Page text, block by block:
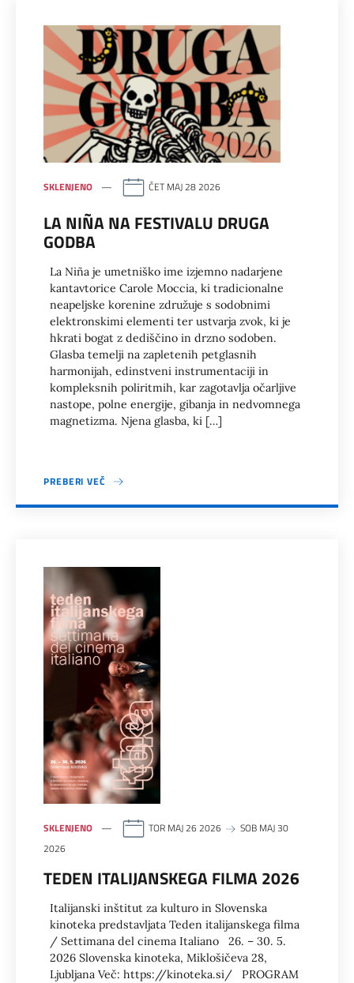
SKLENJENO ČET MAJ 28 2026
LA NIÑA NA FESTIVALU DRUGA
GODBA
La Niña je umetniško ime izjemno nadarjene
kantavtorice Carole Moccia, ki tradicionalne
neapeljske korenine združuje s sodobnimi
elektronskimi elementi ter ustvarja zvok, ki je
hkrati bogat z dediščino in drzno sodoben.
Glasba temelji na zapletenih petglasnih
harmonijah, edinstveni instrumentaciji in
kompleksnih poliritmih, kar zagotavlja očarljive
nastope, polne energije, gibanja in nedvomnega
magnetizma. Njena glasba, ki […]
PREBERI VEČ
SKLENJENO TOR MAJ 26 2026
SOB MAJ 30
2026
TEDEN ITALIJANSKEGA FILMA 2026
Italijanski inštitut za kulturo in Slovenska
kinoteka predstavljata Teden italijanskega filma
/ Settimana del cinema Italiano 26. – 30. 5.
2026 Slovenska kinoteka, Miklošičeva 28,
Ljubljana Več: https://kinoteka.si/ PROGRAM